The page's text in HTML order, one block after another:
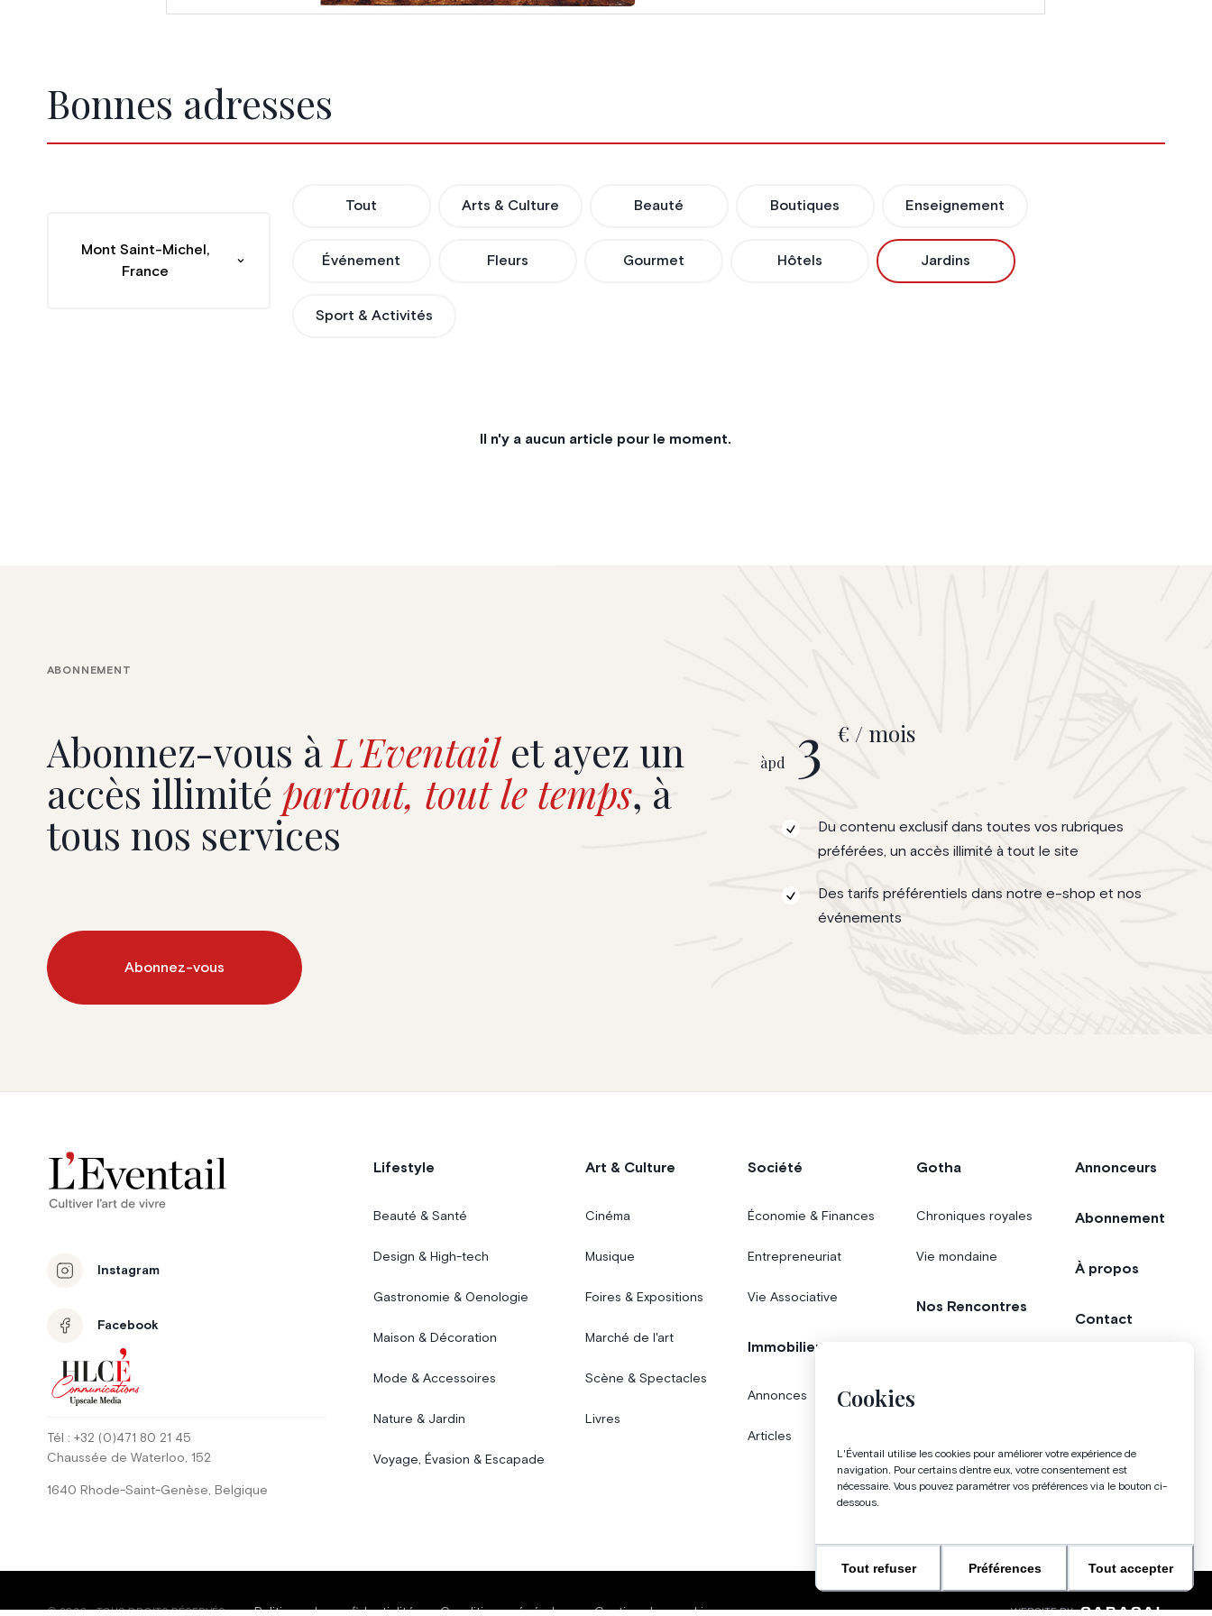
Bonnes adresses
Mont Saint-Michel,
France
Tout Arts & Culture Beauté Boutiques Enseignement
Événement Fleurs Gourmet Hôtels Jardins
Sport & Activités
Il n'y a aucun article pour le moment.
Cookies
L'Éventail utilise les cookies pour améliorer votre expérience de
navigation. Pour certains d’entre eux, votre consentement est
nécessaire. Vous pouvez paramétrer vos préférences via le bouton ci-
dessous.
Tout refuser Préférences Tout accepter
Abonnez-vous àL'Eventailet ayez un
accès illimité partout, tout le temps, à
tous nos services
ABONNEMENT
Abonnez-vous
àpd 3 € / mois
Du contenu exclusif dans toutes vos rubriques
préférées, un accès illimité à tout le site
Des tarifs préférentiels dans notre e-shop et nos
événements
Instagram
Facebook
Tél
: +32 (0)471 80 21 45
Chaussée de Waterloo , 152
1640 Rhode-Saint-Genèse Belgique
Lifestyle
Beauté & Santé
Design & High-tech
Gastronomie & Oenologie
Maison & Décoration
Mode & Accessoires
Nature & Jardin
Voyage, Évasion & Escapade
Art & Culture
Cinéma
Musique
Foires & Expositions
Marché de l'art
Scène & Spectacles
Livres
Société
Économie & Finances
Entrepreneuriat
Vie Associative
Immobilier
Annonces
Articles
Gotha
Chroniques royales
Vie mondaine
Nos Rencontres
Magazine
Annonceurs
Abonnement
À propos
Contact
©2026-TOUS DROITS RÉSERVÉS Politique de confidentialité Conditions générales Gestion des cookies WEBSITE BY